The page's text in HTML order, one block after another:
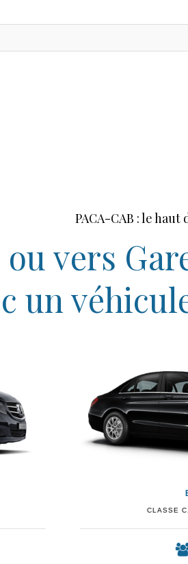
PACA-CAB : le
vers
un
CLASSE C,
3